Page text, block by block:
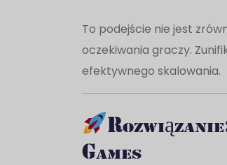
To podejście nie jest
oczekiwania graczy.
efektywnego skalowania.
Games